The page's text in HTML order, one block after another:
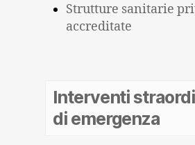
Strutture sanitarie
accreditate
Interventi
di emergenza